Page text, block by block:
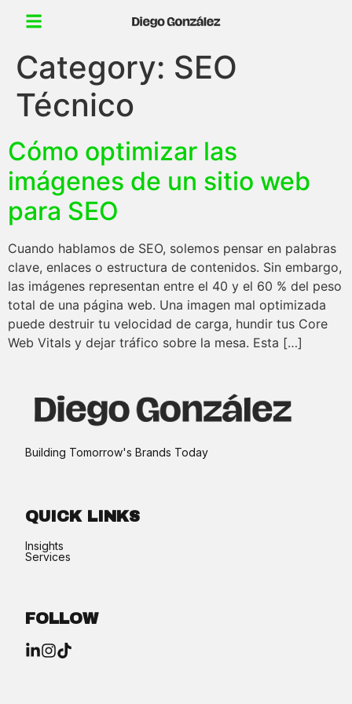
Category: SEO
Técnico
Cómo optimizar las
imágenes de un sitio web
para SEO
Cuando hablamos de SEO, solemos pensar en palabras
clave, enlaces o estructura de contenidos. Sin embargo,
las imágenes representan entre el 40 y el 60 % del peso
total de una página web. Una imagen mal optimizada
puede destruir tu velocidad de carga, hundir tus Core
Web Vitals y dejar tráfico sobre la mesa. Esta […]
Building Tomorrow's Brands Today​
QUICK LINKS
Insights
Services
FOLLOW